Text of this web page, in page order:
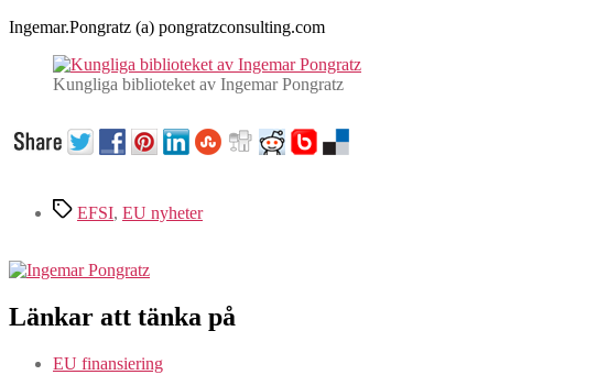
Ingemar.Pongratz (a) pongratzconsulting.com
Kungliga biblioteket av Ingemar Pongratz
TagsEFSI, EU nyheter
Länkar att tänka på
EU finansiering